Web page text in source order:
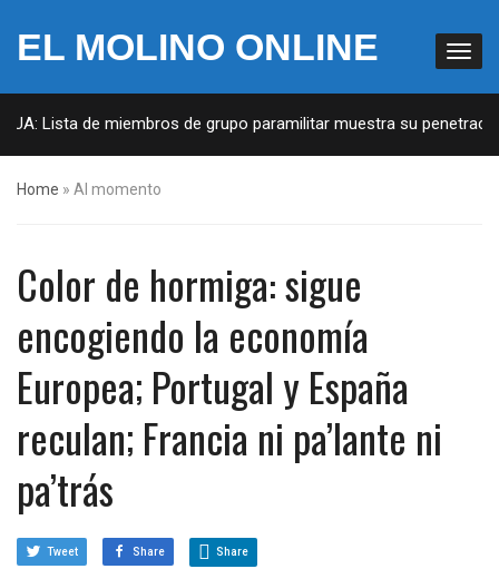
EL MOLINO ONLINE
Lista de miembros de grupo paramilitar muestra su penetración
Home » Al momento
Color de hormiga: sigue
encogiendo la economía
Europea; Portugal y España
reculan; Francia ni pa’lante ni
pa’trás
Tweet Share Share